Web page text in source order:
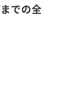
での全